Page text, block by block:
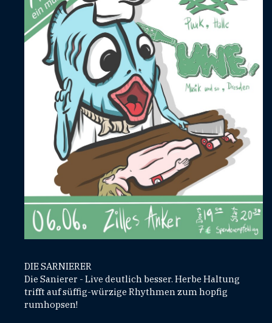
DIE SARNIERER
Die Sanierer - Live deutlich besser. Herbe Haltung
trifft auf süffig-würzige Rhythmen zum hopfig
rumhopsen!